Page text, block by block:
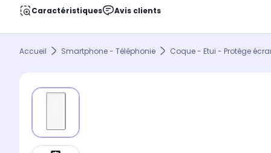
Caractéristiques Avis clients
Accueil Smartphone - Téléphonie Coque - Etui - Protège